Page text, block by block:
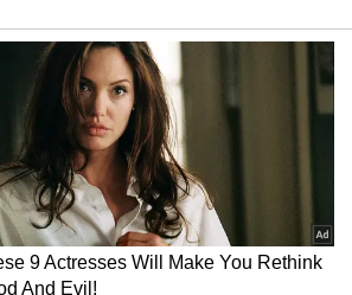
ஊனமுற்றோர், மூத்த குடிமக்கள்
முதல் முன்னுரிமை